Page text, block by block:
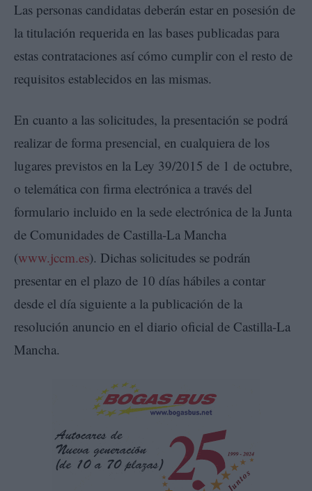
Las personas candidatas deberán estar en posesión de
la titulación requerida en las bases publicadas para
estas contrataciones así cómo cumplir con el resto de
requisitos establecidos en las mismas.
En cuanto a las solicitudes, la presentación se podrá
realizar de forma presencial, en cualquiera de los
lugares previstos en la Ley 39/2015 de 1 de octubre,
o telemática con firma electrónica a través del
formulario incluido en la sede electrónica de la Junta
de Comunidades de Castilla-La Mancha
(www.jccm.es). Dichas solicitudes se podrán
presentar en el plazo de 10 días hábiles a contar
desde el día siguiente a la publicación de la
resolución anuncio en el diario oficial de Castilla-La
Mancha.